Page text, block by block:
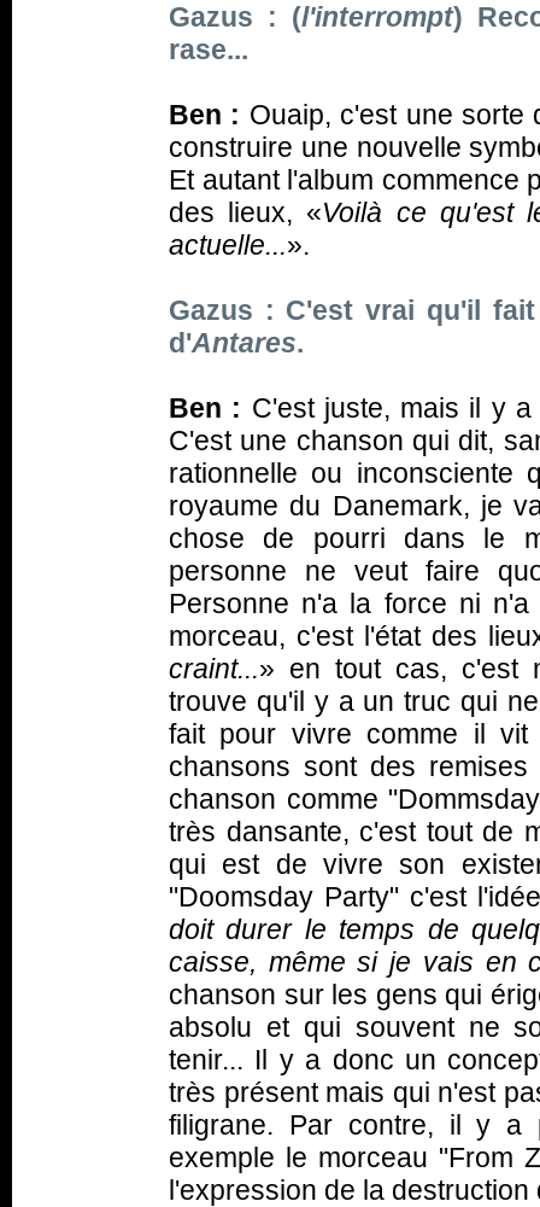
Gazus : (l'interrompt)
rase...
Ben : Ouaip, c'est une sorte
construire une nouvelle
Et autant l'album commence
des lieux, «Voilà ce qu'est
actuelle...».
Gazus : C'est vrai qu'il
d'Antares.
Ben : C'est juste, mais il y
C'est une chanson qui dit,
rationnelle ou
royaume du Danemark, je
chose de pourri dans le
personne ne veut faire
Personne n'a la force ni
morceau, c'est l'état des
craint...» en tout cas, c'est
trouve qu'il y a un truc qui
fait pour vivre comme il vit
chansons sont des
chanson comme
très dansante, c'est tout de
qui est de vivre son
"Doomsday Party" c'est
doit durer le temps de
caisse, même si je vais en
chanson sur les gens qui
absolu et qui souvent ne
tenir... Il y a donc un
très présent mais qui n'est
filigrane. Par contre, il y a
exemple le morceau "From
l'expression de la